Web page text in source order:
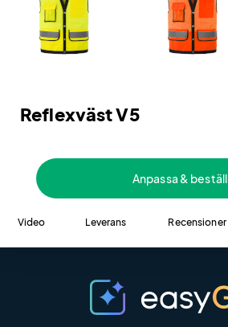
Reflexväst V5
Anpassa & beställ
Video Leverans Recensioner